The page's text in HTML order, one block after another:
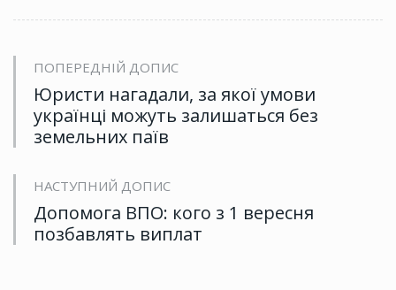
ПОПЕРЕДНІЙ ДОПИС
Юристи нагадали, за якої умови
українці можуть залишаться без
земельних паїв
НАСТУПНИЙ ДОПИС
Допомога ВПО: кого з 1 вересня
позбавлять виплат